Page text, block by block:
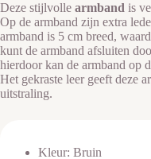
Deze stijlvolle armband is
Op de armband zijn extra
armband is 5 cm breed,
kunt de armband afsluiten
hierdoor kan de armband op
Het gekraste leer geeft deze
uitstraling.
Kleur: Bruin